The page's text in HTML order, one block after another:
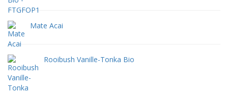
Mate Acai
Rooibush Vanille-Tonka Bio